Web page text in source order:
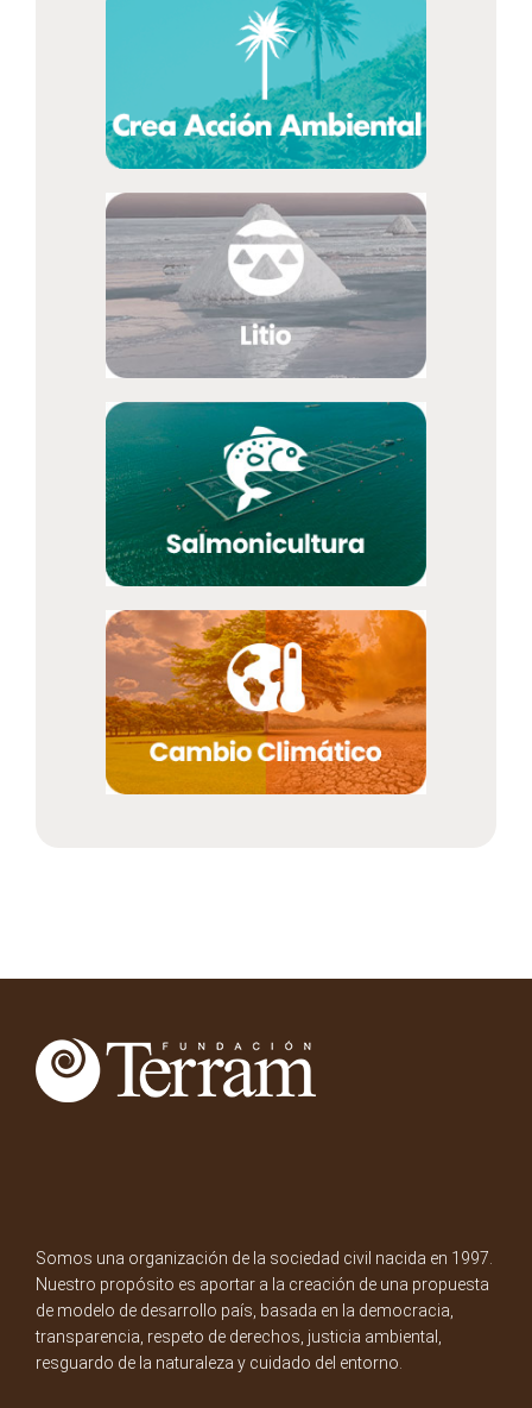
Somos una organización de la sociedad civil nacida en 1997.
Nuestro propósito es aportar a la creación de una propuesta
de modelo de desarrollo país, basada en la democracia,
transparencia, respeto de derechos, justicia ambiental,
resguardo de la naturaleza y cuidado del entorno.